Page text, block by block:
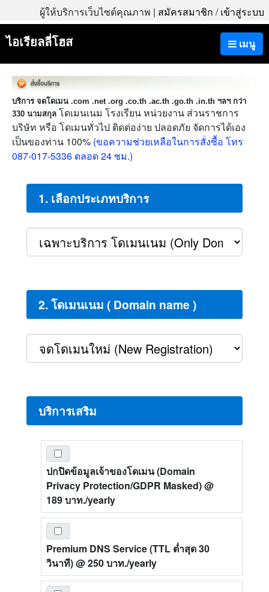
ผู้ให้บริการเว็บไซต์คุณภาพ | สมัครสมาชิก /เข้าสู่ระบบ
เมนู
ไอเรียลลี่โฮส
บริการ จดโดเมน .com .net .org .co.th .ac.th .go.th .in.th ฯลฯ กว่า
330 นามสกุล โดเมนเนม โรงเรียน หน่วยงาน ส่วนราชการ
บริษัท หรือ โดเมนทั่วไป ติดต่อง่าย ปลอดภัย จัดการได้เอง
เป็นของท่าน 100% (ขอความช่วยเหลือในการสั่งซื้อ โทร
087-017-5336 ตลอด 24 ชม.)
1. เลือกประเภทบริการ
2. โดเมนเนม ( Domain name )
บริการเสริม
ปกปิดข้อมูลเจ้าของโดเมน (Domain
Privacy Protection/GDPR Masked)@
189 บาท./yearly
Premium DNS Service (TTL ต่ำสุด 30
วินาที)@ 250 บาท./yearly